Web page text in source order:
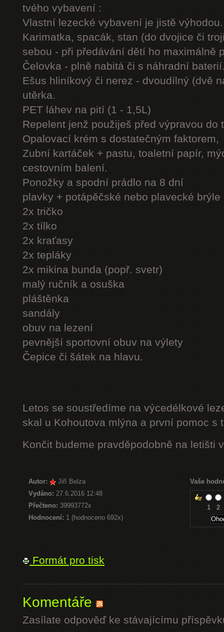
tvého vybavení :
Vlastní lezecké vybavení je jistě výhodou.
Karimatka, spacák, stan (do dvojice či
sebou - při předávání dětí ho maximálně
Čelovka - plně nabitá či s náhradní
Ešus hliníkový či nerez - dvoudílný (dvě
utěrka.
PET láhev na pití (1 - 1,5L)
Repelent jenž použiješ před výpravou do
Opalovací krém s dostatečným faktorem,
Zubní kartáček + pastu, toaletní papír,
cestovním balení.
Ponožky a spodní prádlo na 8 dní
plavky + potápěčské nebo plavecké brýle
2x tričko
2x tílko
2x kraťasy
2x tepláky
2x mikina bunda (popř. svetr)
malý ručník a osuška
pláštěnka
sandály
obuv na lezení
pevnější sportovní obuv na výlety
Čepice či šátek na hlavu.
Letos se soustředíme na výcedélkové
skal u Kohoutova mlýna a první pomoc s
Končit budeme pravděpodobně na letišti
Autor:
Jiří Belza
Vydáno: 27.6.2016 12:48
Přečteno:39993772x
Hodnocení: 1 (hodnoceno 692x)
Vaše
1 2
Formát pro tisk
Komentáře
Zasílate odpověď ke stávajícímu